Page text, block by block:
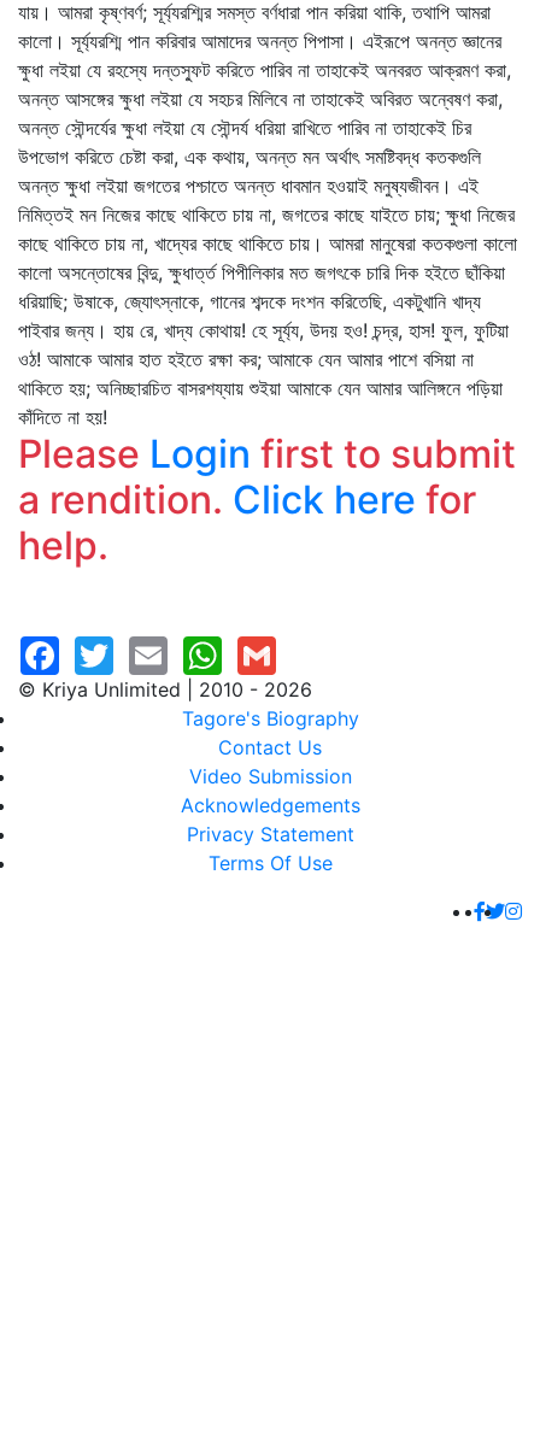
যায়। আমরা কৃষ্ণবর্ণ; সূর্য্যরশ্মির সমস্ত বর্ণধারা পান করিয়া থাকি, তথাপি আমরা
কালো। সূর্য্যরশ্মি পান করিবার আমাদের অনন্ত পিপাসা। এইরূপে অনন্ত জ্ঞানের
ক্ষুধা লইয়া যে রহস্যে দন্তস্ফুট করিতে পারিব না তাহাকেই অনবরত আক্রমণ করা,
অনন্ত আসঙ্গের ক্ষুধা লইয়া যে সহচর মিলিবে না তাহাকেই অবিরত অন্বেষণ করা,
অনন্ত সৌন্দর্যের ক্ষুধা লইয়া যে সৌন্দর্য ধরিয়া রাখিতে পারিব না তাহাকেই চির
উপভোগ করিতে চেষ্টা করা, এক কথায়, অনন্ত মন অর্থাৎ সমষ্টিবদ্ধ কতকগুলি
অনন্ত ক্ষুধা লইয়া জগতের পশ্চাতে অনন্ত ধাবমান হওয়াই মনুষ্যজীবন। এই
নিমিত্তই মন নিজের কাছে থাকিতে চায় না, জগতের কাছে যাইতে চায়; ক্ষুধা নিজের
কাছে থাকিতে চায় না, খাদ্যের কাছে থাকিতে চায়। আমরা মানুষেরা কতকগুলা কালো
কালো অসন্তোষের বিন্দু, ক্ষুধার্ত্ত পিপীলিকার মত জগৎকে চারি দিক হইতে ছাঁকিয়া
ধরিয়াছি; উষাকে, জ্যোৎস্নাকে, গানের শব্দকে দংশন করিতেছি, একটুখানি খাদ্য
পাইবার জন্য। হায় রে, খাদ্য কোথায়! হে সূর্য্য, উদয় হও! চন্দ্র, হাস! ফুল, ফুটিয়া
ওঠ! আমাকে আমার হাত হইতে রক্ষা কর; আমাকে যেন আমার পাশে বসিয়া না
থাকিতে হয়; অনিচ্ছারচিত বাসরশয্যায় শুইয়া আমাকে যেন আমার আলিঙ্গনে পড়িয়া
কাঁদিতে না হয়!
Please Login first to submit
a rendition. Click here for
help.
© Kriya Unlimited | 2010 - 2026
Tagore's Biography
Contact Us
Video Submission
Acknowledgements
Privacy Statement
Terms Of Use